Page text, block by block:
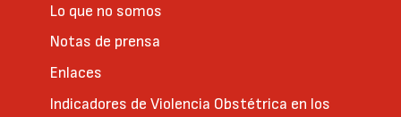
Lo que no somos
Notas de prensa
Enlaces
Indicadores de Violencia Obstétrica en los